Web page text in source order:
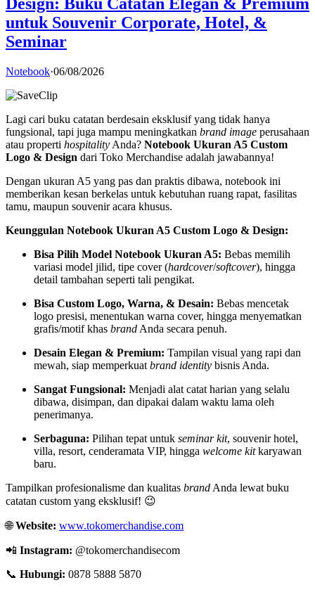
Design: Buku Catatan Elegan & Premium
untuk Souvenir Corporate, Hotel, &
Seminar
Notebook·06/08/2026
Lagi cari buku catatan berdesain eksklusif yang tidak hanya
fungsional, tapi juga mampu meningkatkan brand image perusahaan
atau properti hospitality Anda? Notebook Ukuran A5 Custom
Logo & Design dari Toko Merchandise adalah jawabannya!
Dengan ukuran A5 yang pas dan praktis dibawa, notebook ini
memberikan kesan berkelas untuk kebutuhan ruang rapat, fasilitas
tamu, maupun souvenir acara khusus.
Keunggulan Notebook Ukuran A5 Custom Logo & Design:
Bisa Pilih Model Notebook Ukuran A5: Bebas memilih
variasi model jilid, tipe cover (hardcover/softcover), hingga
detail tambahan seperti tali pengikat.
Bisa Custom Logo, Warna, & Desain: Bebas mencetak
logo presisi, menentukan warna cover, hingga menyematkan
grafis/motif khas brand Anda secara penuh.
Desain Elegan & Premium: Tampilan visual yang rapi dan
mewah, siap memperkuat brand identity bisnis Anda.
Sangat Fungsional: Menjadi alat catat harian yang selalu
dibawa, disimpan, dan dipakai dalam waktu lama oleh
penerimanya.
Serbaguna: Pilihan tepat untuk seminar kit, souvenir hotel,
villa, resort, cenderamata VIP, hingga welcome kitkaryawan
baru.
Tampilkan profesionalisme dan kualitas brand Anda lewat buku
catatan custom yang eksklusif! 😉
🌐Website: www.tokomerchandise.com
📲 Instagram: @tokomerchandisecom
📞 Hubungi: 0878 5888 5870